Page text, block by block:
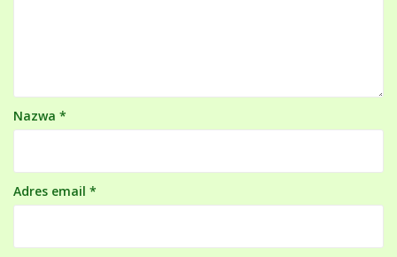
Nazwa *
Adres email *